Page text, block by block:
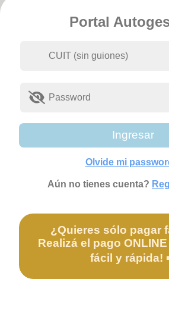
Portal
Ingresar
Olvide mi
Aún no tienes cuenta?
¿Quieres sólo pagar
Realizá el pago
fácil y rápida!